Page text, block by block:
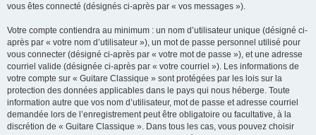
vous êtes connecté (désignés ci-après par « vos messages »).
Votre compte contiendra au minimum : un nom d’utilisateur unique (désigné ci-
après par « votre nom d’utilisateur »), un mot de passe personnel utilisé pour
vous connecter (désigné ci-après par « votre mot de passe »), et une adresse
courriel valide (désignée ci-après par « votre courriel »). Les informations de
votre compte sur « Guitare Classique » sont protégées par les lois sur la
protection des données applicables dans le pays qui nous héberge. Toute
information autre que vos nom d’utilisateur, mot de passe et adresse courriel
demandée lors de l’enregistrement peut être obligatoire ou facultative, à la
discrétion de « Guitare Classique ». Dans tous les cas, vous pouvez choisir